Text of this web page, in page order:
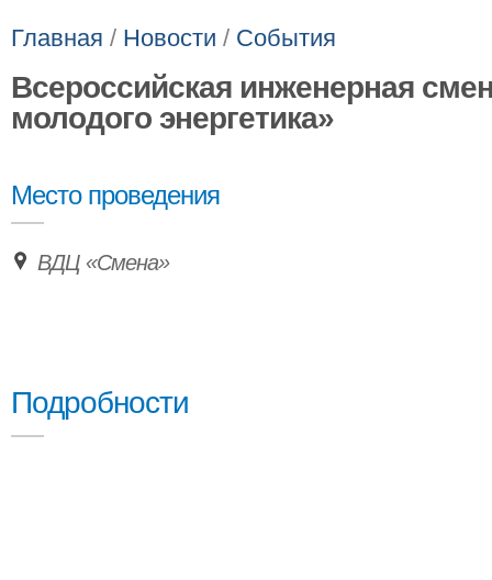
Главная / Новости / События
Всероссийская инженерная
молодого энергетика»
Место проведения
ВДЦ «Смена»
Подробности